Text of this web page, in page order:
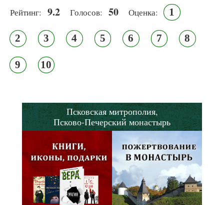
Рейтинг: 9.2 Голосов: 50 Оценка: 1
2 3 4 5 6 7 8
9 10
Псковская митрополия,
Псково-Печерский монастырь